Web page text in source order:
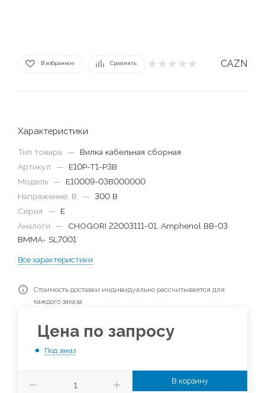
В избранное Сравнить CAZN
Характеристики
Тип товара —
Вилка кабельная сборная
Артикул
—
E10P-T1-P3B
Модель
—
E10009-03B000000
Напряжение, В
— 300 В
Серия
—
E
Аналоги
—
CHOGORI 22003111-01, Amphenol BB-03
BMMA- SL7001
Все характеристики
Стоимость доставки индивидуально рассчитывается для
каждого заказа
Цена по запросу
Под заказ
В корзину